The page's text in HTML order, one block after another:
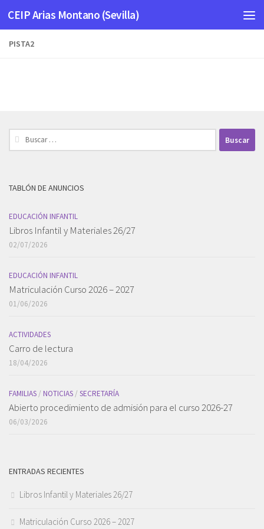
Saltar al contenido
CEIP Arias Montano (Sevilla)
PISTA2
Buscar:
TABLÓN DE ANUNCIOS
EDUCACIÓN INFANTIL
Libros Infantil y Materiales 26/27
02/07/2026
EDUCACIÓN INFANTIL
Matriculación Curso 2026 – 2027
01/06/2026
ACTIVIDADES
Carro de lectura
18/04/2026
FAMILIAS / NOTICIAS / SECRETARÍA
Abierto procedimiento de admisión para el curso 2026-27
06/03/2026
ENTRADAS RECIENTES
Libros Infantil y Materiales 26/27
Matriculación Curso 2026 – 2027